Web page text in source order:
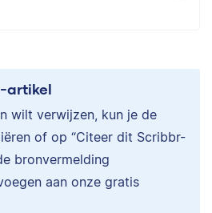
artikel
wilt verwijzen, kun je de
of op “Citeer dit Scribbr-
bronvermelding
aan onze gratis